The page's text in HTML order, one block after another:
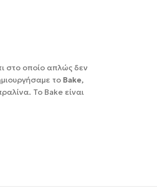
στο οποίο απλώς δεν
το Bake,
Το Bake είναι